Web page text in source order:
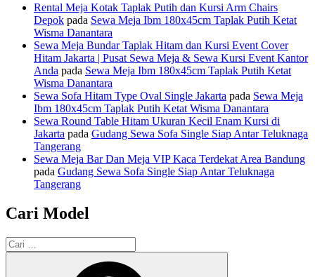
Rental Meja Kotak Taplak Putih dan Kursi Arm Chairs
Depok pada Sewa Meja Ibm 180x45cm Taplak Putih Ketat
Wisma Danantara
Sewa Meja Bundar Taplak Hitam dan Kursi Event Cover
Hitam Jakarta | Pusat Sewa Meja & Sewa Kursi Event Kantor
Anda pada Sewa Meja Ibm 180x45cm Taplak Putih Ketat
Wisma Danantara
Sewa Sofa Hitam Type Oval Single Jakarta pada Sewa Meja
Ibm 180x45cm Taplak Putih Ketat Wisma Danantara
Sewa Round Table Hitam Ukuran Kecil Enam Kursi di
Jakarta pada Gudang Sewa Sofa Single Siap Antar Teluknaga
Tangerang
Sewa Meja Bar Dan Meja VIP Kaca Terdekat Area Bandung
pada Gudang Sewa Sofa Single Siap Antar Teluknaga
Tangerang
Cari Model
Pencarian
untuk: